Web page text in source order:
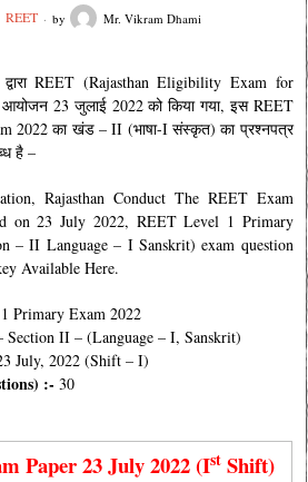
REET by Mr. Vikram Dhami
द्वारा REET (Rajasthan Eligibility Exam for
आयोजन 23 जुलाई 2022 को किया गया, इस REET
2022 का खंड – II (भाषा-I संस्कृत) का प्रश्नपत्र
है –
Rajasthan Conduct The REET Exam
on 23 July 2022, REET Level 1 Primary
– II Language – I Sanskrit) exam question
Available Here.
Primary Exam 2022
Section II – (Language – I, Sanskrit)
July, 2022 (Shift – I)
:- 30
Paper 23 July 2022 (IstShift)